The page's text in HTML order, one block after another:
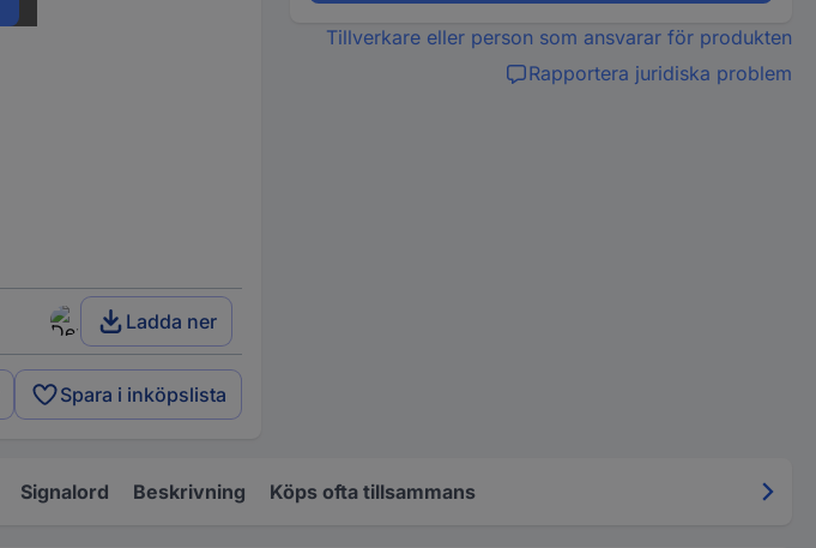
Ladda ner
Spara i inköpslista
Tillverkare eller person som ansvarar för produkten
Rapportera juridiska problem
Signalord Beskrivning Köps ofta tillsammans